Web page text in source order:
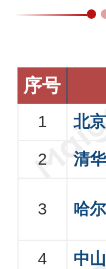
序号
北
清
哈
中